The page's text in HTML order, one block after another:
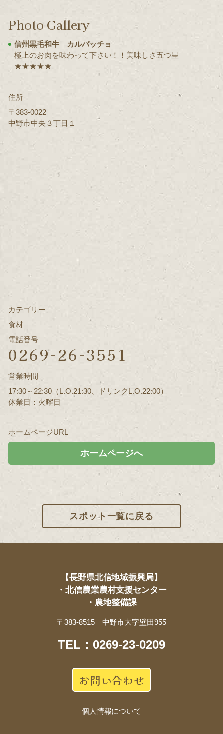
Photo Gallery
信州黒毛和牛 カルパッチョ
極上のお肉を味わって下さい！！美味しさ五つ星
★★★★★
住所
〒383-0022
中野市中央３丁目１
カテゴリー
食材
電話番号
0269-26-3551
営業時間
17:30～22:30（L.O.21:30、ドリンクL.O.22:00）
休業日：火曜日
ホームページURL
ホームページへ
スポット一覧に戻る
【長野県北信地域振興局】
・北信農業農村支援センター
・農地整備課
〒383-8515 中野市大字壁田955
TEL：0269-23-0209
お問い合わせ
個人情報について